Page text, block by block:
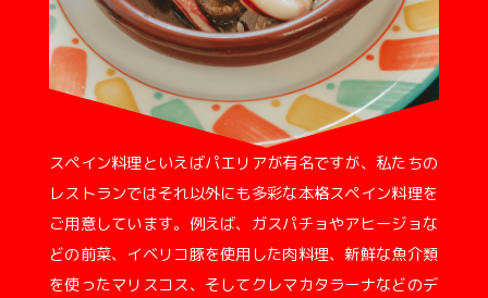
スペイン料理といえばパエリアが有名ですが、私たちの
レストランではそれ以外にも多彩な本格スペイン料理を
ご用意しています。例えば、ガスパチョやアヒージョな
どの前菜、イベリコ豚を使用した肉料理、新鮮な魚介類
を使ったマリスコス、そしてクレマカタラーナなどのデ